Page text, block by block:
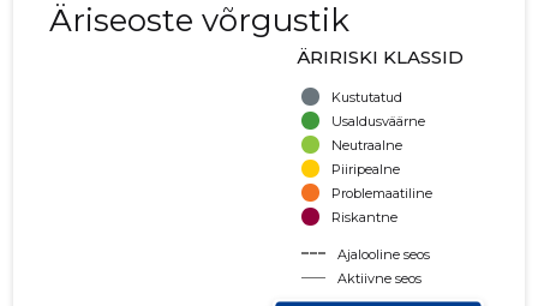
Äriseoste võrgustik
ÄRIRISKI KLASSID
Kustutatud
Usaldusväärne
Neutraalne
Piiripealne
Problemaatiline
Riskantne
Ajalooline seos
Aktiivne seos